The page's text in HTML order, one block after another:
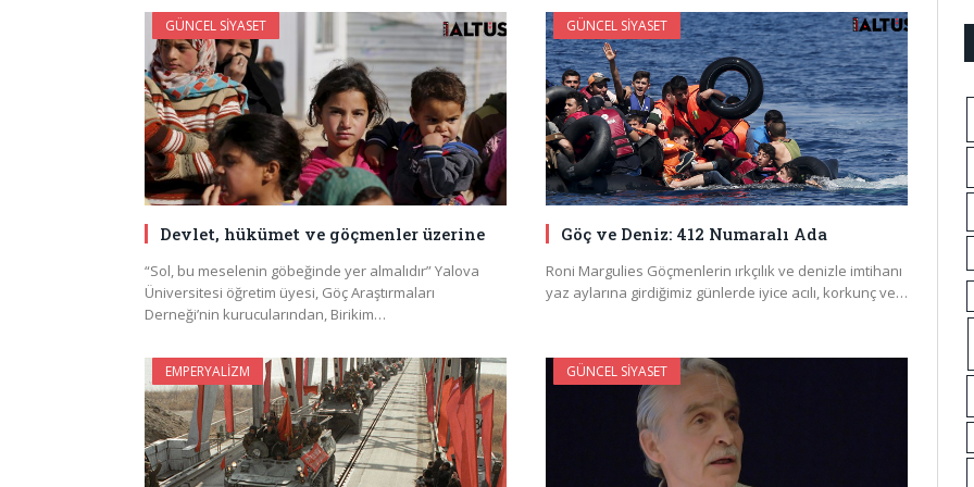
GÜNCEL SIYASET
Devlet, hükümet ve göçmenler üzerine
“Sol, bu meselenin göbeğinde yer almalıdır” Yalova
Üniversitesi öğretim üyesi, Göç Araştırmaları
Derneği’nin kurucularından, Birikim…
GÜNCEL SIYASET
Göç ve Deniz: 412 Numaralı Ada
Roni Margulies Göçmenlerin ırkçılık ve denizle imtihanı
yaz aylarına girdiğimiz günlerde iyice acılı, korkunç ve…
EMPERYALIZM GÜNCEL SIYASET